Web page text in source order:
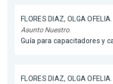
FLORES DIAZ, OLGA OFELIA
Asunto Nuestro.
Guía para capacitadores y
FLORES DIAZ, OLGA OFELIA